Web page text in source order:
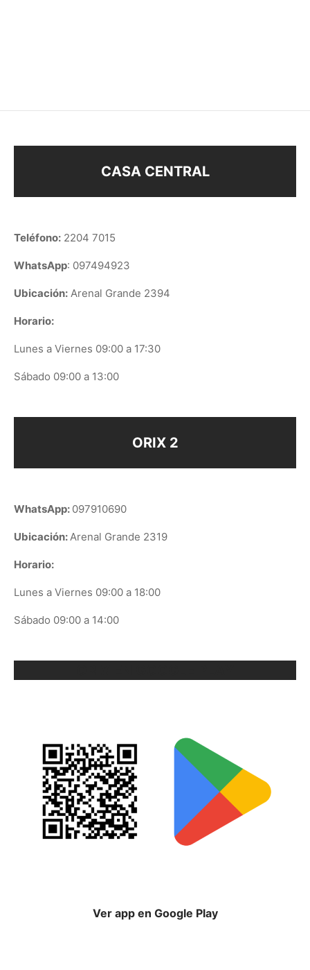
CASA CENTRAL
Teléfono: 2204 7015
WhatsApp: 097494923
Ubicación: Arenal Grande 2394
Horario:
Lunes a Viernes 09:00 a 17:30
Sábado 09:00 a 13:00
ORIX 2
WhatsApp: 097910690
Ubicación:Arenal Grande 2319
Horario:
Lunes a Viernes 09:00 a 18:00
Sábado 09:00 a 14:00
Ver app en Google Play